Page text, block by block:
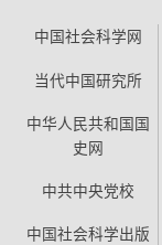
中国社会科学网
当代中国研究所
中华人民共和国国
史网
中共中央党校
中国社会科学出版